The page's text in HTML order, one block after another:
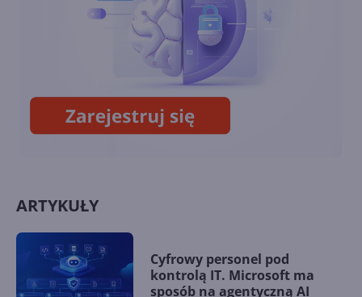
Definiowanie planu bazowego
w Project for the Web
ARTYKUŁY
Cyfrowy personel pod
kontrolą IT. Microsoft ma
sposób na agentyczną AI